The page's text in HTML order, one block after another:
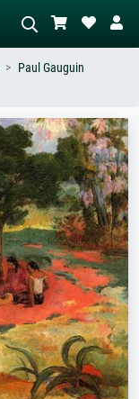
die Szene – z.B. Grüne
mit viel Rot, Dunkles
Akt neben einem
Baum.
Paul Gauguin